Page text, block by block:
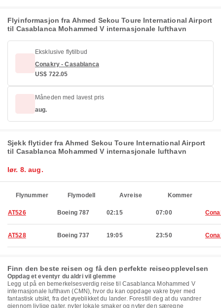
Flyinformasjon fra Ahmed Sekou Toure International Airport
til Casablanca Mohammed V internasjonale lufthavn
Eksklusive flytilbud
Conakry - Casablanca
US$ 722.05
Måneden med lavest pris
aug.
Sjekk flytider fra Ahmed Sekou Toure International Airport
til Casablanca Mohammed V internasjonale lufthavn
lør. 8. aug.
Flynummer Flymodell Avreise Kommer
AT526 Boeing 787 02:15 07:00
AT528 Boeing 737 19:05 23:50
Finn den beste reisen og få den perfekte reiseopplevelsen
Oppdag et eventyr du aldri vil glemme
Legg ut på en bemerkelsesverdig reise til Casablanca Mohammed V
internasjonale lufthavn (CMN), hvor du kan oppdage vakre byer med
fantastisk utsikt, fra det øyeblikket du lander. Forestill deg at du vandrer
gjennom livlige gater, nyter lokale smaker og nyter den særegne